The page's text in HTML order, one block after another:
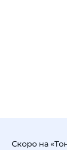
Скоро на